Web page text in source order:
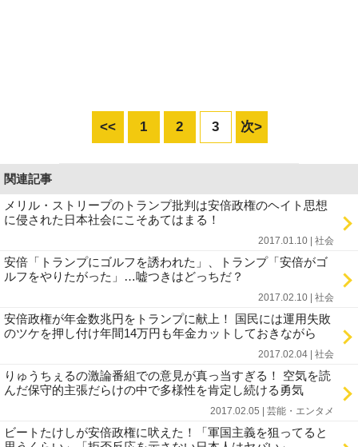
<< 1 2 3 次>
関連記事
メリル・ストリープのトランプ批判は安倍政権のヘイト思想
に侵された日本社会にこそあてはまる！
2017.01.10 | 社会
安倍「トランプにゴルフを誘われた」、トランプ「安倍がゴ
ルフをやりたがった」…嘘つきはどっちだ？
2017.02.10 | 社会
安倍政権が年金数兆円をトランプに献上！ 国民には運用失敗
のツケを押し付け年間14万円も年金カットしておきながら
2017.02.04 | 社会
りゅうちぇるの激論番組での意見が真っ当すぎる！ 空気を読
んだ保守的主張だらけの中で多様性を肯定し続ける勇気
2017.02.05 | 芸能・エンタメ
ビートたけしが安倍政権に吠えた！「軍国主義を狙ってると